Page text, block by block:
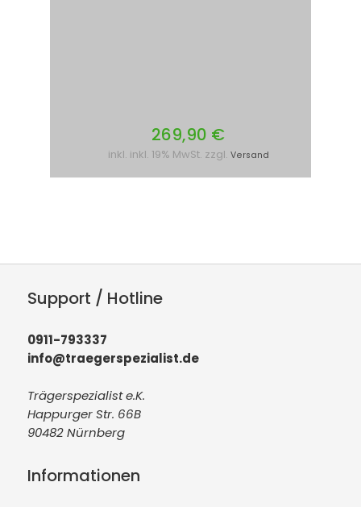
269,90 €
inkl. inkl. 19% MwSt. zzgl. Versand
Support / Hotline
0911-793337
info@traegerspezialist.de
Trägerspezialist e.K.
Happurger Str. 66B
90482 Nürnberg
Informationen